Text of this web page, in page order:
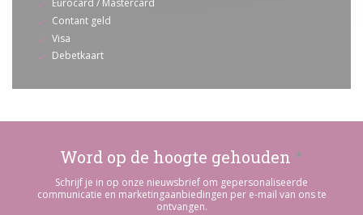
Eurocard / Mastercard
Contant geld
Visa
Debetkaart
Word op de hoogte gehouden *
Schrijf je in op onze nieuwsbrief om gepersonaliseerde
communicatie en marketingaanbiedingen per e-mail van ons te
ontvangen.